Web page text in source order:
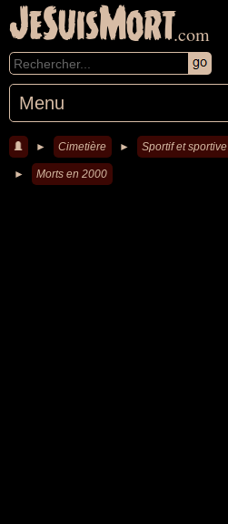
JeSuisMort.com
Menu
► Cimetière ► Sportif et sportive
► Morts en 2000